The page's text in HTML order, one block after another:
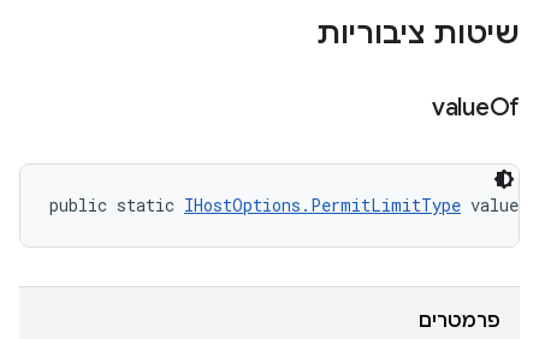
שיטות ציבוריות
valueOf
public static IHostOptions.PermitLimitType
פרמטרים